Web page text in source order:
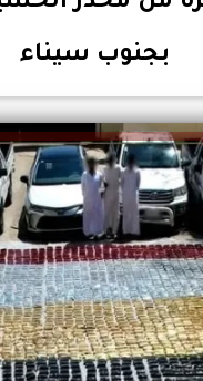
بجنوب سيناء